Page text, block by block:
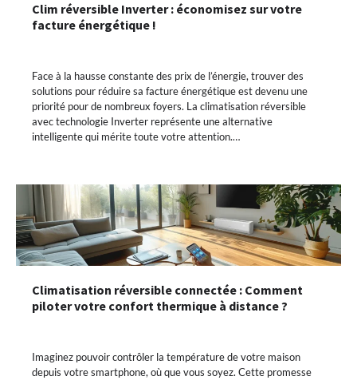
Clim réversible Inverter : économisez sur votre
facture énergétique !
Face à la hausse constante des prix de l’énergie, trouver des
solutions pour réduire sa facture énergétique est devenu une
priorité pour de nombreux foyers. La climatisation réversible
avec technologie Inverter représente une alternative
intelligente qui mérite toute votre attention.…
Climatisation réversible connectée : Comment
piloter votre confort thermique à distance ?
Imaginez pouvoir contrôler la température de votre maison
depuis votre smartphone, où que vous soyez. Cette promesse